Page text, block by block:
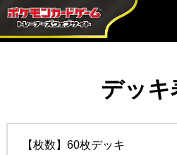
デッキ
【枚数】60枚デッキ